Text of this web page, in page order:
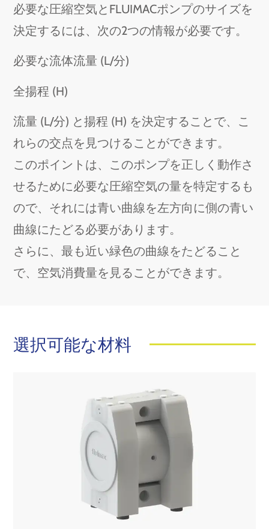
必要な圧縮空気とFLUIMACポンプのサイズを
決定するには、次の2つの情報が必要です。
必要な流体流量 (L/分)
全揚程 (H)
流量 (L/分) と揚程 (H) を決定することで、こ
れらの交点を見つけることができます。
このポイントは、このポンプを正しく動作さ
せるために必要な圧縮空気の量を特定するも
ので、それには青い曲線を左方向に側の青い
曲線にたどる必要があります。
さらに、最も近い緑色の曲線をたどること
で、空気消費量を見ることができます。
選択可能な材料